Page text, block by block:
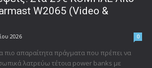
W2065 (Video &
2026 0
πιο απαραίτητα πράγματα που πρέπει να
λατρεύω τέτοια power banks με